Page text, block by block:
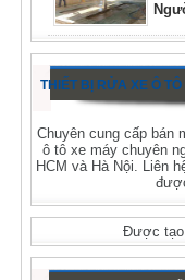
THIẾT BỊ RỬA XE Ô
Chuyên cung cấp bán
ô tô xe máy chuyên
HCM và Hà Nội. Liên
Được